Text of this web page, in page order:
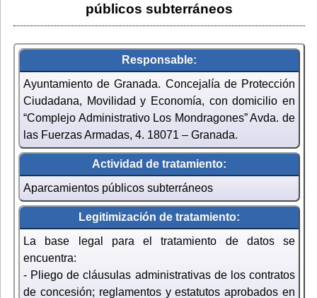
públicos subterráneos
Responsable:
Ayuntamiento de Granada. Concejalía de Protección
Ciudadana, Movilidad y Economía, con domicilio en
“Complejo Administrativo Los Mondragones” Avda. de
las Fuerzas Armadas, 4. 18071 – Granada.
Actividad de tratamiento:
Aparcamientos públicos subterráneos
Legitimización de tratamiento:
La base legal para el tratamiento de datos se
encuentra:
- Pliego de cláusulas administrativas de los contratos
de concesión; reglamentos y estatutos aprobados en